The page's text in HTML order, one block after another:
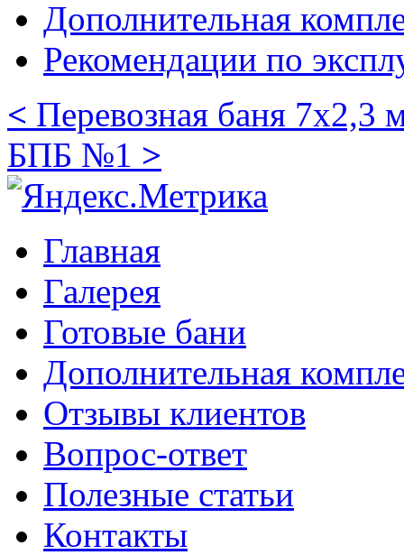
Дополнительная
Рекомендации по
< Перевозная баня 7х2,3
БПБ №1 >
Главная
Галерея
Готовые бани
Дополнительная
Отзывы клиентов
Вопрос-ответ
Полезные статьи
Контакты